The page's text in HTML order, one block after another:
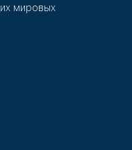
мировых